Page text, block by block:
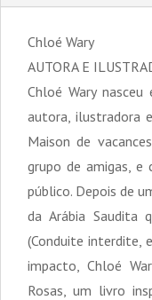
Chloé Wary
AUTORA E
Chloé Wary
autora, ilustradora
Maison de
grupo de amigas,
público. Depois de
da Arábia Saudita
(Conduite interdite,
impacto, Chloé
Rosas, um livro